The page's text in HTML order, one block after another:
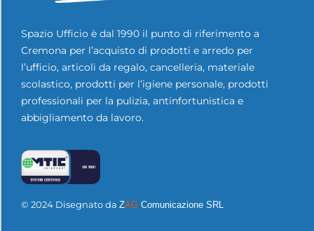
Spazio Ufficio è dal 1990 il punto di riferimento a
Cremona per l’acquisto di prodotti e arredo per
l’ufficio, articoli da regalo, cancelleria, materiale
scolastico, prodotti per l’igiene personale, prodotti
professionali per la pulizia, antinfortunistica e
abbigliamento da lavoro.
© 2024 Disegnato da ZAG Comunicazione SRL